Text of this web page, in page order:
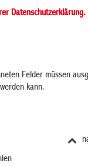
Datenschutzerklärung.
Felder müssen
kann.